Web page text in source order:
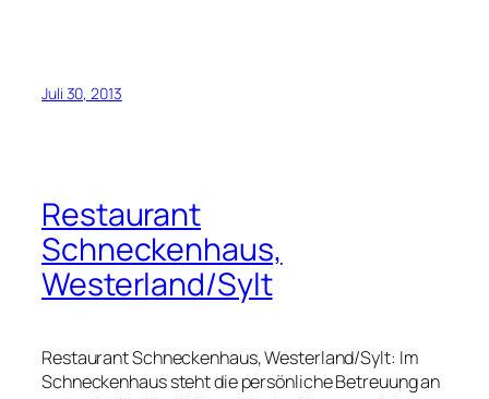
Juli 30, 2013
Restaurant
Schneckenhaus,
Westerland/Sylt
Restaurant Schneckenhaus, Westerland/Sylt: Im
Schneckenhaus steht die persönliche Betreuung an